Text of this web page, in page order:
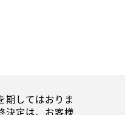
期してはおりま
決定は、お客様